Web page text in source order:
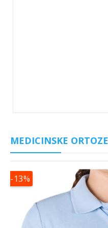
MEDICINSKE
-13%